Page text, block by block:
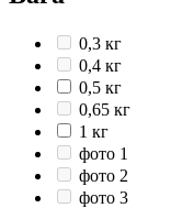
0,3 кг
0,4 кг
0,5 кг
0,65 кг
1 кг
фото 1
фото 2
фото 3